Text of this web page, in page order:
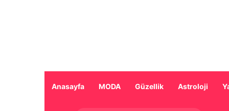
Anasayfa MODA Güzellik Astroloji